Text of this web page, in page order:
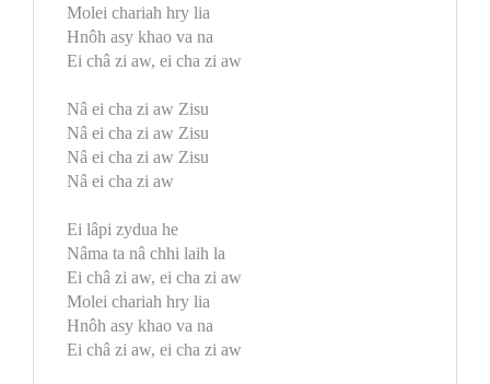
Molei chariah hry lia
Hnôh asy khao va na
Ei châ zi aw, ei cha zi aw
Nâ ei cha zi aw Zisu
Nâ ei cha zi aw Zisu
Nâ ei cha zi aw Zisu
Nâ ei cha zi aw
Ei lâpi zydua he
Nâma ta nâ chhi laih la
Ei châ zi aw, ei cha zi aw
Molei chariah hry lia
Hnôh asy khao va na
Ei châ zi aw, ei cha zi aw